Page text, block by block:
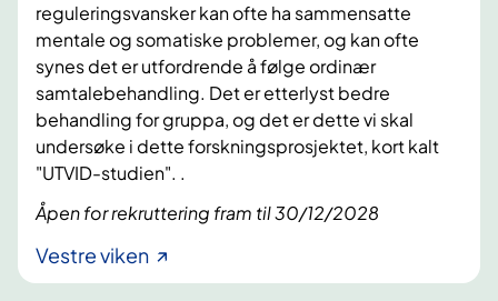
reguleringsvansker kan ofte ha sammensatte
mentale og somatiske problemer, og kan ofte
synes det er utfordrende å følge ordinær
samtalebehandling. Det er etterlyst bedre
behandling for gruppa, og det er dette vi skal
undersøke i dette forskningsprosjektet, kort kalt
"UTVID-studien". .
Åpen for rekruttering fram til 30/12/2028
Vestre viken